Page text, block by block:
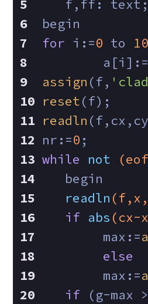
   f,ff: text;
begin
for i:=0 to
        a[i]:=
assign (f,
reset(f);
readln
nr:=0 ;
while
not
   begin
readln
if abs (cx-
        max:=
else
        max:=
if (g-max >